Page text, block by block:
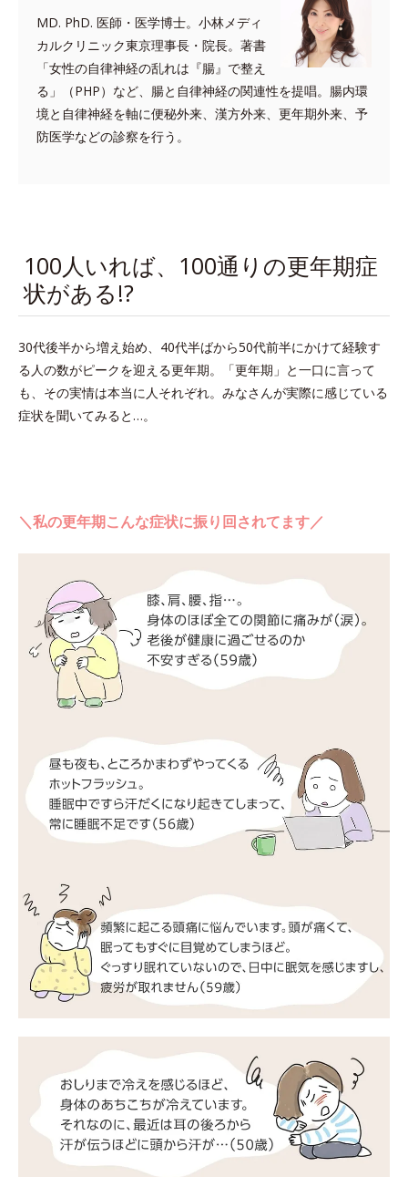
MD. PhD. 医師・医学博士。小林メディ
カルクリニック東京理事長・院長。著書
「女性の自律神経の乱れは『腸』で整え
る」（PHP）など、腸と自律神経の関連性を提唱。腸内環
境と自律神経を軸に便秘外来、漢方外来、更年期外来、予
防医学などの診察を行う。
100人いれば、100通りの更年期症
状がある!?
30代後半から増え始め、40代半ばから50代前半にかけて経験す
る人の数がピークを迎える更年期。「更年期」と一口に言って
も、その実情は本当に人それぞれ。みなさんが実際に感じている
症状を聞いてみると…。
＼私の更年期こんな症状に振り回されてます／